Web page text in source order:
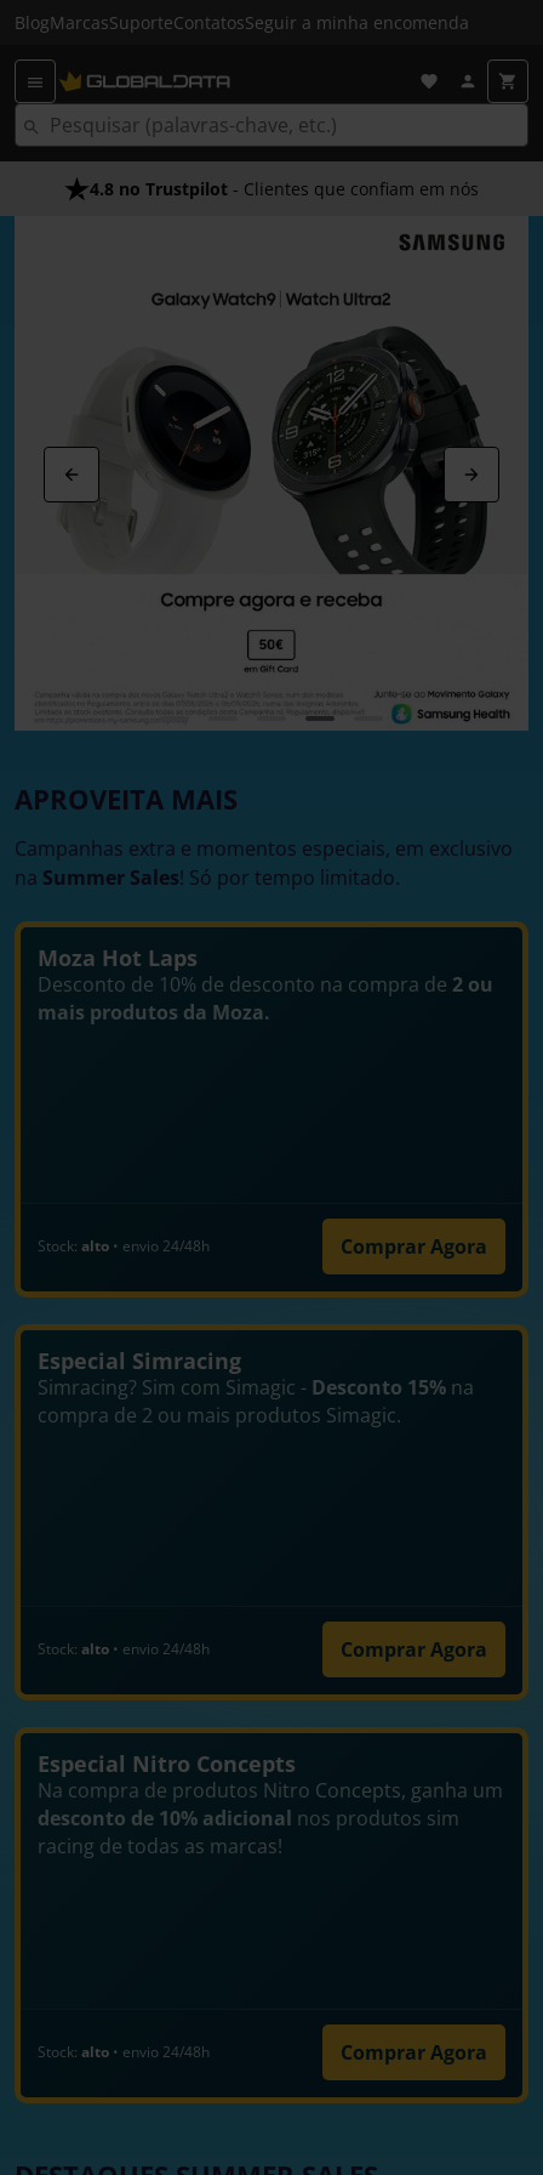
BlogMarcasSuporteContatosSeguir a minha encomenda
Envio Gratuito em 24 HRS- Acima dos 50€
4.8 no Trustpilot - Clientes que confiam em nós
APROVEITA MAIS
Campanhas extra e momentos especiais, em exclusivo
na Summer Sales! Só por tempo limitado.
Moza Hot Laps
Desconto de 10% de desconto na compra de 2 ou
mais produtos da Moza.
Stock: alto • envio 24/48h Comprar Agora
Especial Simracing
Simracing? Sim com Simagic - Desconto 15% na
compra de 2 ou mais produtos Simagic.
Stock: alto • envio 24/48h Comprar Agora
Especial Nitro Concepts
Na compra de produtos Nitro Concepts, ganha um
desconto de 10% adicional nos produtos sim
racing de todas as marcas!
Stock: alto • envio 24/48h Comprar Agora